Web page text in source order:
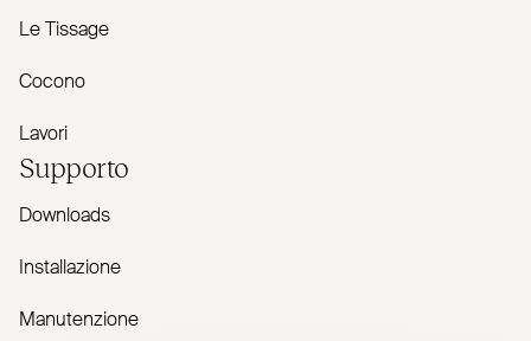
Le Tissage
Cocono
Lavori
Supporto
Downloads
Installazione
Manutenzione